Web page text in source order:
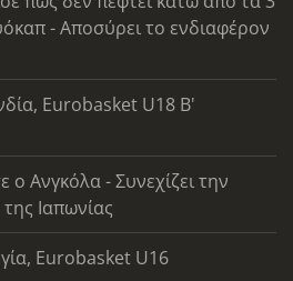
- Αποσύρει το ενδιαφέρον
Eurobasket U18 Β'
Ανγκόλα - Συνεχίζει την
Ιαπωνίας
Eurobasket U16